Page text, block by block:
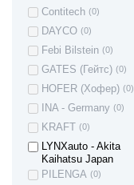
Contitech (0)
DAYCO (0)
Febi Bilstein (0)
GATES (Гейтс) (0)
HOFER (Хофер) (0)
INA - Germany (0)
KRAFT (0)
LYNXauto - Akita
Kaihatsu Japan
PILENGA (0)
Opel Corsa A
Opel Corsa B
Opel Corsa C
Opel Corsa C
Opel Corsa D
Opel Corsa E
Opel Corsa E
Opel Vectra
Opel Insignia (2)
OPEL Kadett